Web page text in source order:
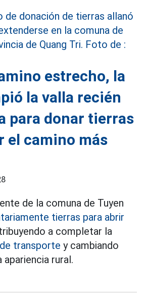
estrecho, la
la valla recién
para donar tierras
el camino más
de la comuna de Tuyen
tierras para abrir
a completar la
transporte y cambiando
rural.